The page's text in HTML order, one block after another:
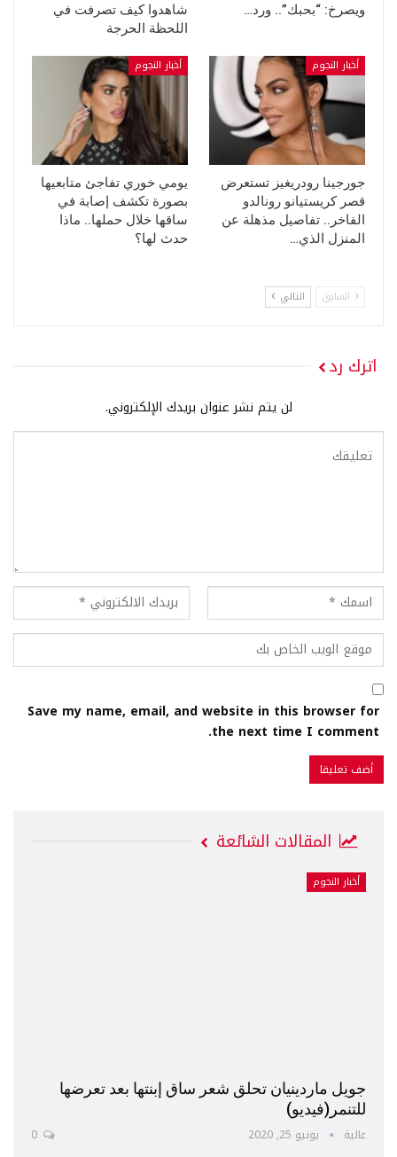
ويصرخ: “بحبك”.. ورد…
شاهدوا كيف تصرفت في
اللحظة الحرجة
أخبار النجوم
جورجينا رودريغيز تستعرض
قصر كريستيانو رونالدو
الفاخر.. تفاصيل مذهلة عن
المنزل الذي…
أخبار النجوم
يومي خوري تفاجئ متابعيها
بصورة تكشف إصابة في
ساقها خلال حملها.. ماذا
حدث لها؟
السابق التالي
اترك رد
لن يتم نشر عنوان بريدك الإلكتروني.
Save my name, email, and website in this browser for
the next time I comment.
المقالات الشائعة
أخبار النجوم
جويل ماردينيان تحلق شعر ساق إبنتها بعد تعرضها
للتنمر(فيديو)
عالية يونيو 25, 2020